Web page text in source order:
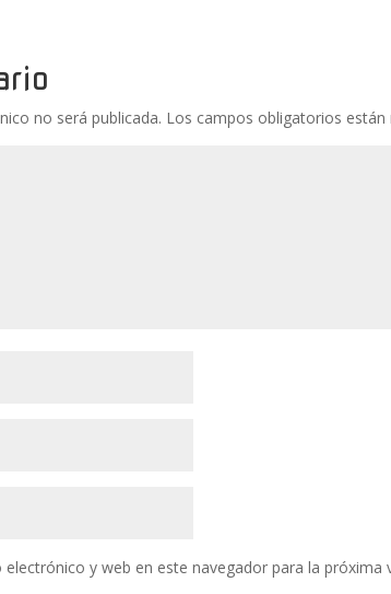
k p r
no será publicada. Los campos obligatorios
y web en este navegador para la próxima